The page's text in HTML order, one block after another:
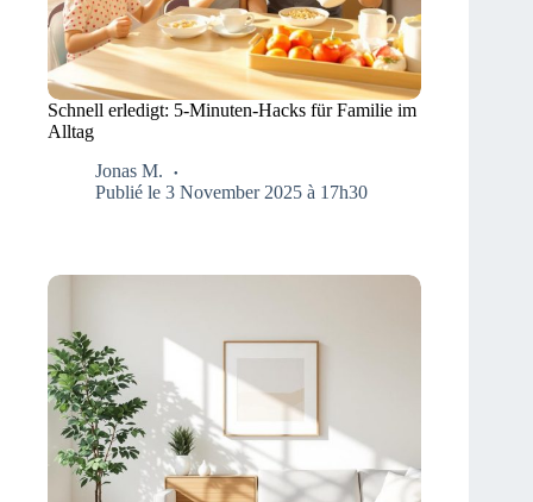
Schnell erledigt: 5-Minuten-Hacks für Familie im
Alltag
Jonas M.
Publié le 3 November 2025 à 17h30